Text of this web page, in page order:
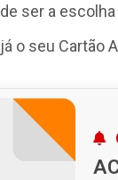
ser a
o seu Cartão